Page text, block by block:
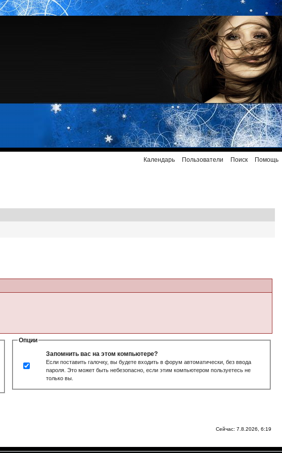
Помощь
Поиск
Пользователи
Календарь
Опции
Запомнить вас на этом компьютере?
Если поставить галочку, вы будете входить в форум автоматически, без ввода
пароля. Это может быть небезопасно, если этим компьютером пользуетесь не
только вы.
Сейчас: 7.8.2026, 6:19